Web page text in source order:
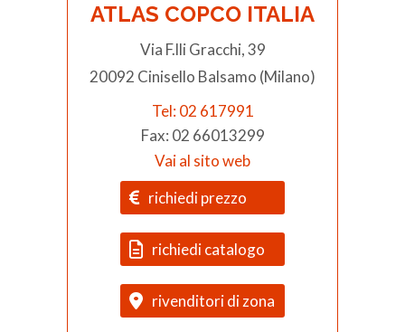
ATLAS COPCO ITALIA
Via F.lli Gracchi, 39
20092 Cinisello Balsamo (Milano)
Tel: 02 617991
Fax: 02 66013299
Vai al sito web
richiedi prezzo
richiedi catalogo
rivenditori di zona